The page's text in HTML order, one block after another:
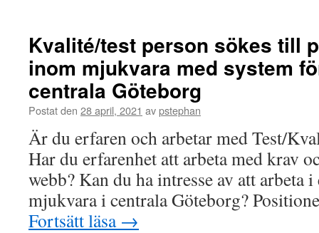
jobbmässigt..
eller
testare
som
kanske
vill
vara
med
och
rädda
liv?
Kvalité/test person sökes till
inom mjukvara med system
centrala Göteborg
Postat den 28 april, 2021 avpstephan
Är du erfaren och arbetar med Test/
Har du erfarenhet att arbeta med krav
webb? Kan du ha intresse av att
mjukvara i centrala Göteborg?
Fortsätt läsa →